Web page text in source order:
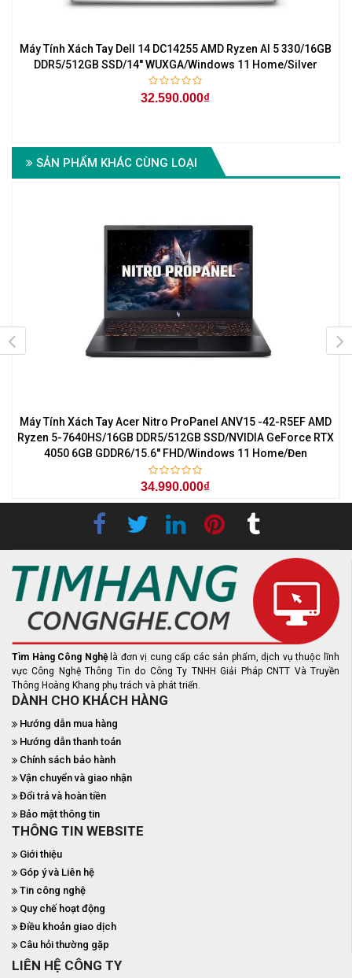
Máy Tính Xách Tay Dell 14 DC14255 AMD Ryzen AI 5 330/16GB
DDR5/512GB SSD/14'' WUXGA/Windows 11 Home/Silver
32.590.000₫
SẢN PHẨM KHÁC CÙNG LOẠI
Máy Tính Xách Tay Acer Nitro ProPanel ANV15 -42-R5EF AMD
Ryzen 5-7640HS/16GB DDR5/512GB SSD/NVIDIA GeForce RTX
4050 6GB GDDR6/15.6'' FHD/Windows 11 Home/Đen
34.990.000₫
Tìm Hàng Công Nghệ là đơn vị cung cấp các sản phẩm, dịch vụ thuộc lĩnh
vực Công Nghệ Thông Tin do Công Ty TNHH Giải Pháp CNTT Và Truyền
Thông Hoàng Khang phụ trách và phát triển.
DÀNH CHO KHÁCH HÀNG
Hướng dẫn mua hàng
Hướng dẫn thanh toán
Chính sách bảo hành
Vận chuyển và giao nhận
Đổi trả và hoàn tiền
Bảo mật thông tin
THÔNG TIN WEBSITE
Giới thiệu
Góp ý và Liên hệ
Tin công nghệ
Quy chế hoạt động
Điều khoản giao dịch
Câu hỏi thường gặp
LIÊN HỆ CÔNG TY